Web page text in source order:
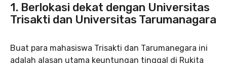
1. Berlokasi dekat dengan Universitas
Trisakti dan Universitas Tarumanagara
Buat para mahasiswa Trisakti dan Tarumanegara ini
adalah alasan utama keuntungan tinggal di Rukita